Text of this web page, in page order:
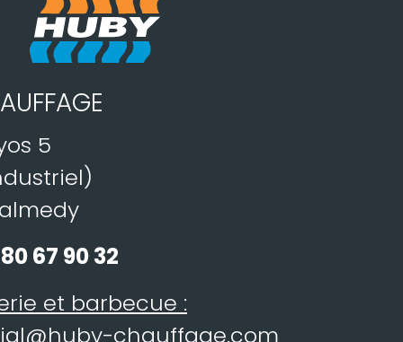
5
67 90 32
et barbecue :
chauffage.com